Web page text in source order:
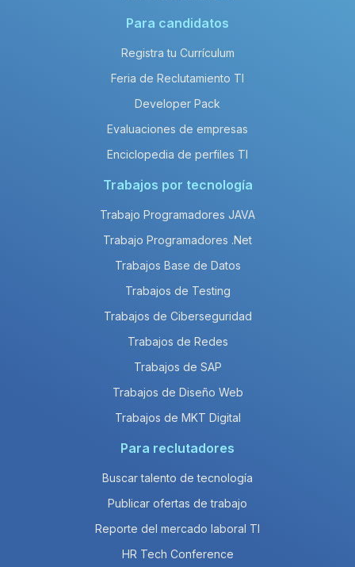
Para candidatos
Registra tu Currículum
Feria de Reclutamiento TI
Developer Pack
Evaluaciones de empresas
Enciclopedia de perfiles TI
Trabajos por tecnología
Trabajo Programadores JAVA
Trabajo Programadores .Net
Trabajos Base de Datos
Trabajos de Testing
Trabajos de Ciberseguridad
Trabajos de Redes
Trabajos de SAP
Trabajos de Diseño Web
Trabajos de MKT Digital
Para reclutadores
Buscar talento de tecnología
Publicar ofertas de trabajo
Reporte del mercado laboral TI
HR Tech Conference